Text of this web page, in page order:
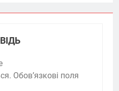
Обов’язкові поля